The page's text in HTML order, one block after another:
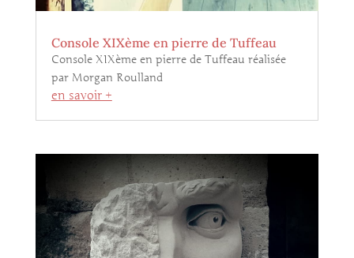
Console XIXème en pierre de Tuffeau
Console XIXème en pierre de Tuffeau réalisée
par Morgan Roulland
en savoir +